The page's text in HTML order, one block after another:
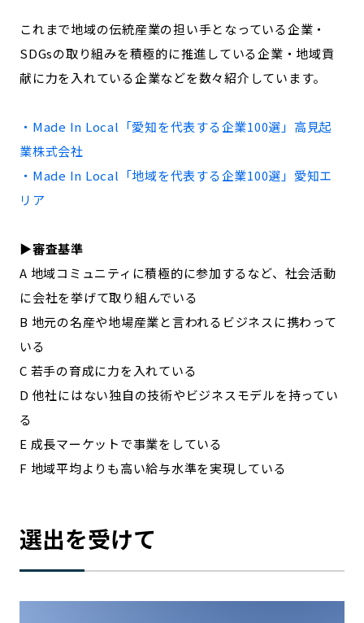
記事ライター
お問い合わせ
これまで地域の伝統産業の担い手となっている企業・
SDGsの取り組みを積極的に推進している企業・地域貢
献に力を入れている企業などを数々紹介しています。
・Made In Local「愛知を代表する企業100選」 高見起
業株式会社
・Made In Local「地域を代表する企業100選」 愛知エ
リア
▶︎審査基準
A 地域コミュニティに積極的に参加するなど、社会活動
に会社を挙げて取り組んでいる
B 地元の名産や地場産業と言われるビジネスに携わって
いる
C 若手の育成に力を入れている
D 他社にはない独自の技術やビジネスモデルを持ってい
る
E 成長マーケットで事業をしている
F 地域平均よりも高い給与水準を実現している
選出を受けて